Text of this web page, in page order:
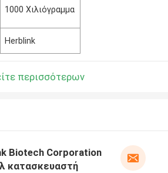
1000 Χιλιόγραμμα
Herblink
περισσότερων
Biotech Corporation
κατασκευαστή